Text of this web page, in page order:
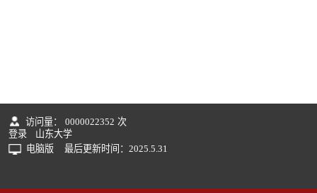
访问量： 0000022352 次
登录
山东大学
电脑版
最后更新时间： 2025.5.31